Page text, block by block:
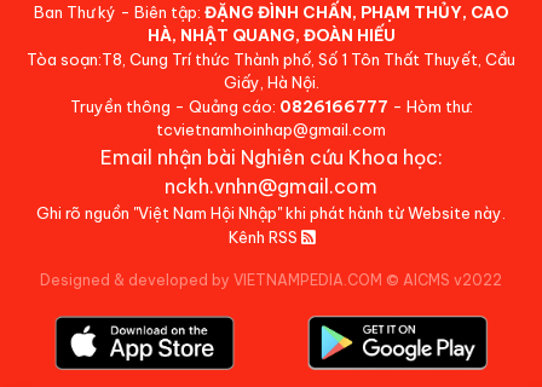
Ban Thư ký - Biên tập: ĐẶNG ĐÌNH CHẤN, PHẠM THỦY, CAO
HÀ, NHẬT QUANG, ĐOÀN HIẾU
Tòa soạn:T8, Cung Trí thức Thành phố, Số 1 Tôn Thất Thuyết, Cầu
Giấy, Hà Nội.
Truyền thông - Quảng cáo: 0826166777 - Hòm thư:
tcvietnamhoinhap@gmail.com
Email nhận bài Nghiên cứu Khoa học:
nckh.vnhn@gmail.com
Ghi rõ nguồn "Việt Nam Hội Nhập" khi phát hành từ Website này.
Kênh RSS
Designed & developed by VIETNAMPEDIA.COM © AICMS v2022